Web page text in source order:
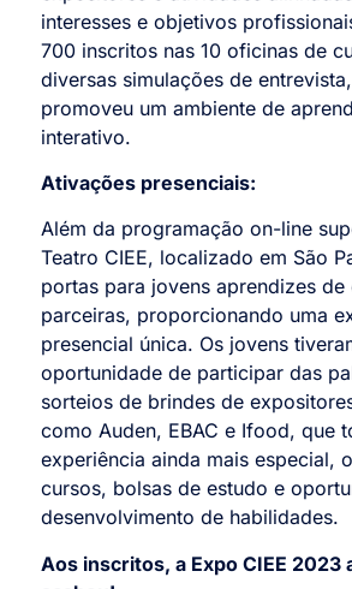
interesses e objetivos
700 inscritos nas 10 oficinas de
diversas simulações de
promoveu um ambiente de
interativo.
Ativações presenciais:
Além da programação on-line
Teatro CIEE, localizado em São
portas para jovens aprendizes de
parceiras, proporcionando uma
presencial única. Os jovens
oportunidade de participar das
sorteios de brindes de
como Auden, EBAC e Ifood, que
experiência ainda mais especial,
cursos, bolsas de estudo e
desenvolvimento de habilidades.
Aos inscritos, a Expo CIEE 2023